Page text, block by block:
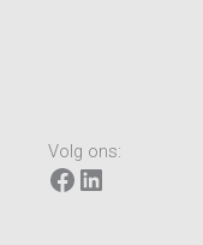
Volg ons:
Facebook
LinkedIn